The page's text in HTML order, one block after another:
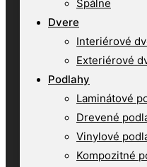
Spálne
Dvere
Interiérové
Exteriérové
Podlahy
Laminátové
Drevené
Vinylové
Kompozitné